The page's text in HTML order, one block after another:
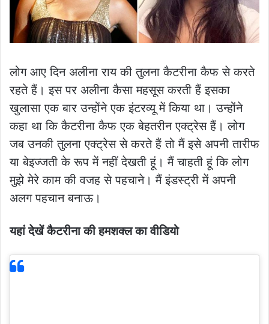
लोग आए दिन अलीना राय की तुलना कैटरीना कैफ से करते
रहते हैं। इस पर अलीना कैसा महसूस करती हैं इसका
खुलासा एक बार उन्होंने एक इंटरव्यू में किया था। उन्होंने
कहा था कि कैटरीना कैफ एक बेहतरीन एक्ट्रेस हैं। लोग
जब उनकी तुलना एक्ट्रेस से करते हैं तो मैं इसे अपनी तारीफ
या बेइज्जती के रूप में नहीं देखती हूं। मैं चाहती हूं कि लोग
मुझे मेरे काम की वजह से पहचाने। मैं इंडस्ट्री में अपनी
अलग पहचान बनाऊ।
यहां देखें कैटरीना की हमशक्ल का वीडियो